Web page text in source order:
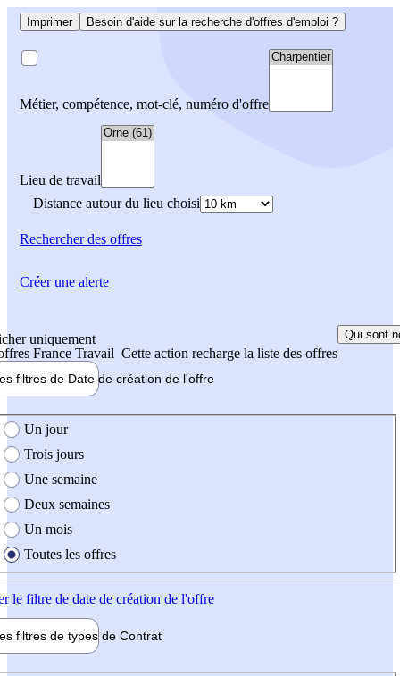
Imprimer Besoin d'aide sur la recherche d'offres d'emploi ?
Métier, compétence, mot-clé, numéro d'offre
Lieu de travail
Distance autour du lieu choisi
Rechercherdes offres
uniquement
France Travail Cette action recharge la liste des offres
Qui sont
filtres de Date de création de l'offre
création de l'offre
Un jour
Trois jours
Une semaine
Deux semaines
Un mois
Toutes les offres
le filtre de date de création de l'offre
filtres de types de Contrat
Créer une alerte